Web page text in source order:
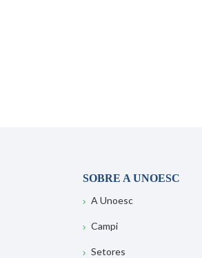
SOBRE A UNOESC
A Unoesc
Campi
Setores